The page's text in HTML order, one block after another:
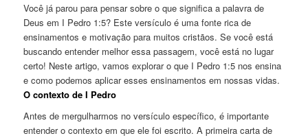
Você já parou para pensar sobre o que significa a palavra de
Deus em I Pedro 1:5? Este versículo é uma fonte rica de
ensinamentos e motivação para muitos cristãos. Se você está
buscando entender melhor essa passagem, você está no lugar
certo! Neste artigo, vamos explorar o que I Pedro 1:5 nos ensina
e como podemos aplicar esses ensinamentos em nossas vidas.
O contexto de I Pedro
Antes de mergulharmos no versículo específico, é importante
entender o contexto em que ele foi escrito. A primeira carta de